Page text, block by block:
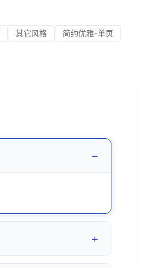
其它风格
简约优雅-单页
−
+